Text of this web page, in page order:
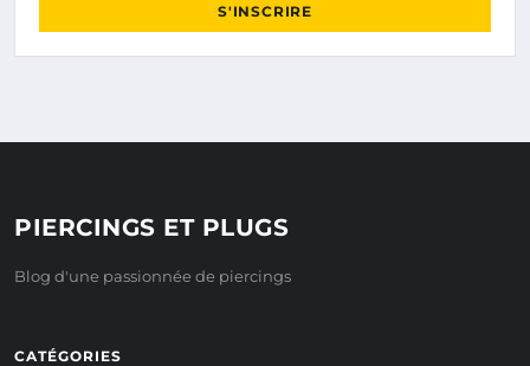
S'INSCRIRE
PIERCINGS ET PLUGS
Blog d'une passionnée de piercings
CATÉGORIES